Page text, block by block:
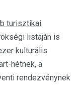
turisztikai
listáján is
kulturális
hétnek, a
rendezvénynek